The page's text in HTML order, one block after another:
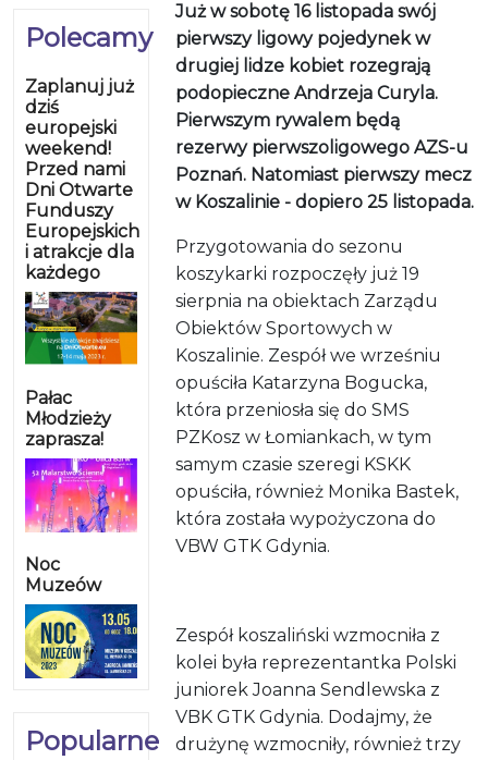
Polecamy
Zaplanuj już
dziś
europejski
weekend!
Przed nami
Dni Otwarte
Funduszy
Europejskich
i atrakcje dla
każdego
Pałac
Młodzieży
zaprasza!
Noc
Muzeów
Popularne
Już w sobotę 16 listopada swój
pierwszy ligowy pojedynek w
drugiej lidze kobiet rozegrają
podopieczne Andrzeja Curyla.
Pierwszym rywalem będą
rezerwy pierwszoligowego AZS-u
Poznań. Natomiast pierwszy mecz
w Koszalinie - dopiero 25 listopada.
Przygotowania do sezonu
koszykarki rozpoczęły już 19
sierpnia na obiektach Zarządu
Obiektów Sportowych w
Koszalinie. Zespół we wrześniu
opuściła Katarzyna Bogucka,
która przeniosła się do SMS
PZKosz w Łomiankach, w tym
samym czasie szeregi KSKK
opuściła, również Monika Bastek,
która została wypożyczona do
VBW GTK Gdynia.
Zespół koszaliński wzmocniła z
kolei była reprezentantka Polski
juniorek Joanna Sendlewska z
VBK GTK Gdynia. Dodajmy, że
drużynę wzmocniły, również trzy